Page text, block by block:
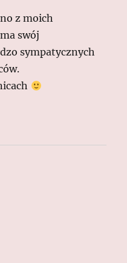
z moich
swój
sympatycznych